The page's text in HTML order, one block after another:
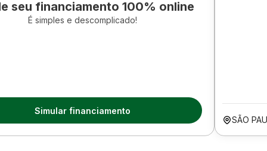
seu financiamento 100% online
É simples e descomplicado!
Simular financiamento
SÃO